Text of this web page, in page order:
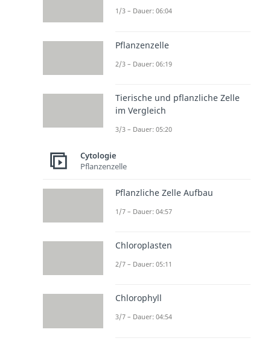
1/3 – Dauer: 06:04
Pflanzenzelle
2/3 – Dauer: 06:19
Tierische und pflanzliche Zelle
im Vergleich
3/3 – Dauer: 05:20
Cytologie
Pflanzenzelle
Pflanzliche Zelle Aufbau
1/7 – Dauer: 04:57
Chloroplasten
2/7 – Dauer: 05:11
Chlorophyll
3/7 – Dauer: 04:54